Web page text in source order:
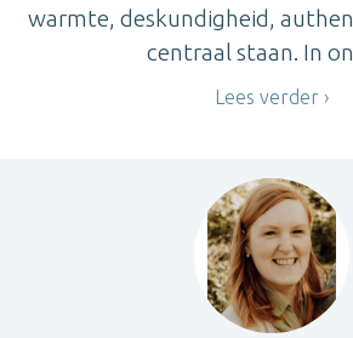
warmte, deskundigheid,
centraal staan. In
Lees verder